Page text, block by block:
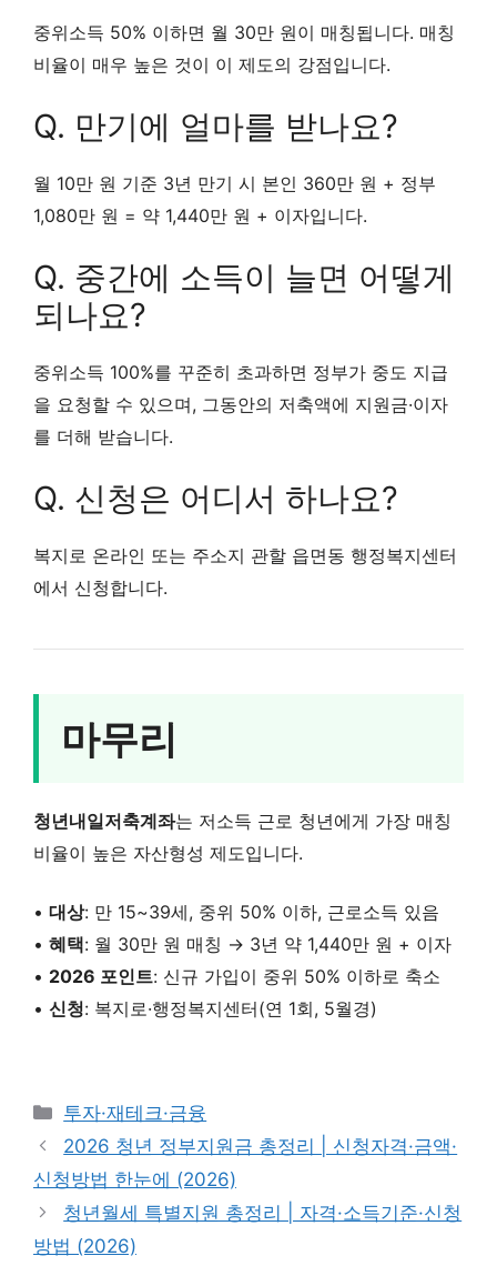
중위소득 50% 이하면 월 30만 원이 매칭됩니다. 매칭
비율이 매우 높은 것이 이 제도의 강점입니다.
Q. 만기에 얼마를 받나요?
월 10만 원 기준 3년 만기 시 본인 360만 원 + 정부
1,080만 원 = 약 1,440만 원 + 이자입니다.
Q. 중간에 소득이 늘면 어떻게
되나요?
중위소득 100%를 꾸준히 초과하면 정부가 중도 지급
을 요청할 수 있으며, 그동안의 저축액에 지원금·이자
를 더해 받습니다.
Q. 신청은 어디서 하나요?
복지로 온라인 또는 주소지 관할 읍면동 행정복지센터
에서 신청합니다.
마무리
청년내일저축계좌는 저소득 근로 청년에게 가장 매칭
비율이 높은 자산형성 제도입니다.
• 대상: 만 15~39세, 중위 50% 이하, 근로소득 있음
• 혜택: 월 30만 원 매칭 → 3년 약 1,440만 원 + 이자
• 2026 포인트: 신규 가입이 중위 50% 이하로 축소
• 신청: 복지로·행정복지센터(연 1회, 5월경)
카
테
리
투자·재테크·금융
2026 청년 정부지원금 총정리 | 신청자격·금액·
신청방법 한눈에 (2026)
청년월세 특별지원 총정리 | 자격·소득기준·신청
방법 (2026)